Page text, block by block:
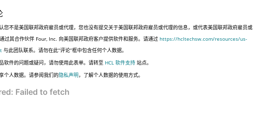
您不是美国联邦政府雇员或代理，您也没有提交关于美国联邦政府雇员或代理的信息，或代表美国联邦政府雇员或
过其合作伙伴 Four, Inc. 向美国联邦政府客户提供软件和服务。请通过https://hcltechsw.com/resources/us-
与此团队联系。请勿在此“评论”框中包含任何个人数据。
软件的问题或疑问，请勿使用此表单。请转至 HCL 软件支持 站点。
个人数据。请参阅我们的隐私声明，了解个人数据的使用方式。